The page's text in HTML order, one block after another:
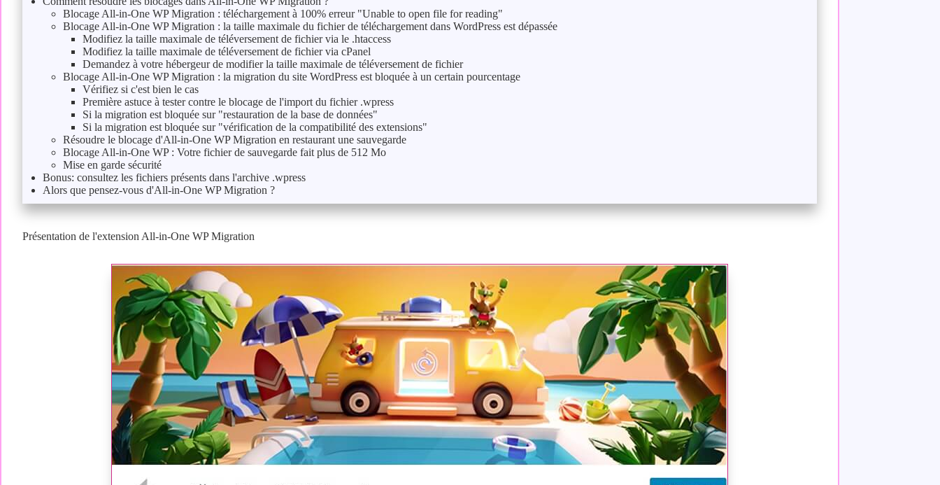
Blocage All-in-One WP Migration : téléchargement à 100% erreur "Unable to open file for reading"
Blocage All-in-One WP Migration : la taille maximale du fichier de téléchargement dans WordPress est dépassée
Modifiez la taille maximale de téléversement de fichier via le .htaccess
Modifiez la taille maximale de téléversement de fichier via cPanel
Demandez à votre hébergeur de modifier la taille maximale de téléversement de fichier
Blocage All-in-One WP Migration : la migration du site WordPress est bloquée à un certain pourcentage
Vérifiez si c'est bien le cas
Première astuce à tester contre le blocage de l'import du fichier .wpress
Si la migration est bloquée sur "restauration de la base de données"
Si la migration est bloquée sur "vérification de la compatibilité des extensions"
Résoudre le blocage d'All-in-One WP Migration en restaurant une sauvegarde
Blocage All-in-One WP : Votre fichier de sauvegarde fait plus de 512 Mo
Mise en garde sécurité
Bonus: consultez les fichiers présents dans l'archive .wpress
Alors que pensez-vous d'All-in-One WP Migration ?
Présentation de l'extension All-in-One WP Migration